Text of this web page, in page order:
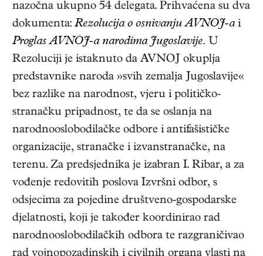
nazočna ukupno 54 delegata. Prihvaćena su dva
dokumenta: Rezolucija o osnivanju AVNOJ-ai
Proglas AVNOJ-a narodima Jugoslavije. U
Rezoluciji je istaknuto da AVNOJ okuplja
predstavnike naroda »svih zemalja Jugoslavije«
bez razlike na narodnost, vjeru i političko-
stranačku pripadnost, te da se oslanja na
narodnooslobodilačke odbore i antifašističke
organizacije, stranačke i izvanstranačke, na
terenu. Za predsjednika je izabran I. Ribar, a za
vođenje redovitih poslova Izvršni odbor, s
odsjecima za pojedine društveno-gospodarske
djelatnosti, koji je također koordinirao rad
narodnooslobodilačkih odbora te razgraničivao